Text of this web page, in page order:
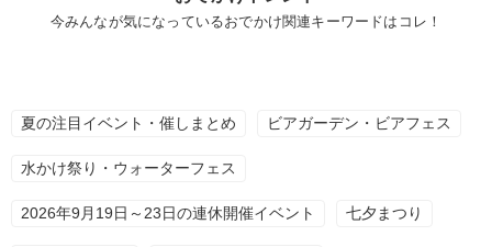
今みんなが気になっているおでかけ関連キーワードはコレ！
夏の注目イベント・催しまとめ ビアガーデン・ビアフェス
水かけ祭り・ウォーターフェス
2026年9月19日～23日の連休開催イベント 七夕まつり